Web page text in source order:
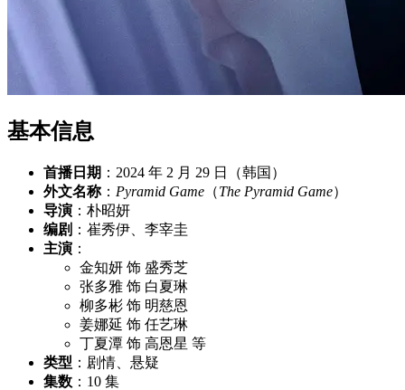
基本信息
首播日期 ：2024 年 2 月 29 日（韩国）
外文名称： Pyramid Game （The Pyramid Game）
导演 ：朴昭妍
编剧 ：崔秀伊、李宰圭
主演 ：
金知妍 饰 盛秀芝
张多雅 饰 白夏琳
柳多彬 饰 明慈恩
姜娜延 饰 任艺琳
丁夏潭 饰 高恩星 等
类型 ：剧情、悬疑
集数 ：10 集